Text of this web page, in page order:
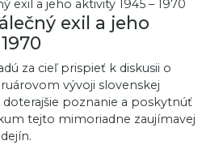
exil a jeho
za cieľ prispieť k diskusii o
vývoji slovenskej
poznanie a poskytnúť
tejto mimoriadne zaujímavej